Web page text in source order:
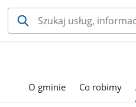
O gminie Co robimy